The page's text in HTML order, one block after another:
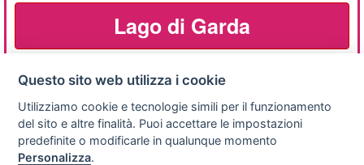
Lago di Garda
Privacy
policy
Avviso
legale
Scrivici
Questo sito web utilizza i cookie
Utilizziamo cookie e tecnologie simili per il funzionamento
del sito e altre finalità. Puoi accettare le impostazioni
predefinite o modificarle in qualunque momento
Personalizza.